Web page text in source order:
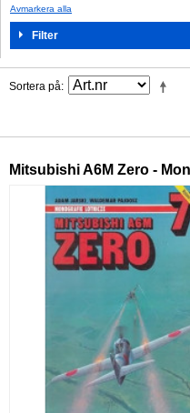
Avmarkera alla
Filter
Sortera på
Mitsubishi A6M Zero -